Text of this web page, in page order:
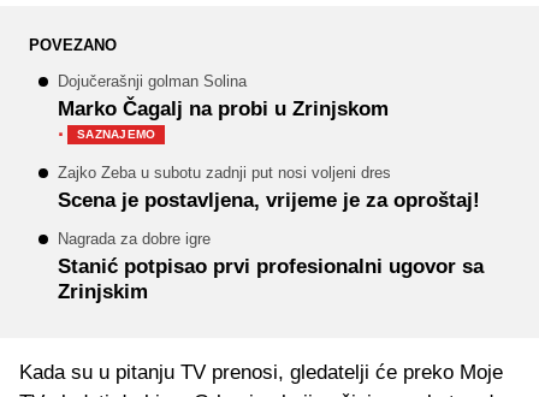
POVEZANO
Dojučerašnji golman Solina
Marko Čagalj na probi u Zrinjskom
· SAZNAJEMO
Zajko Zeba u subotu zadnji put nosi voljeni dres
Scena je postavljena, vrijeme je za oproštaj!
Nagrada za dobre igre
Stanić potpisao prvi profesionalni ugovor sa
Zrinjskim
Kada su u pitanju TV prenosi, gledatelji će preko Moje